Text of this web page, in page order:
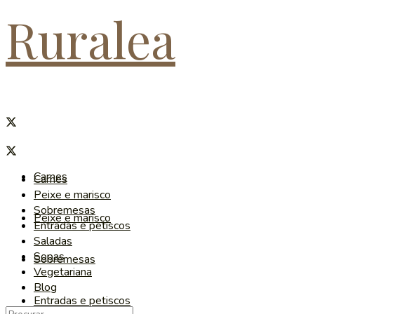
Ruralea
Carnes
Peixe e marisco
Sobremesas
Entradas e petiscos
Carnes
Peixe e marisco
Sobremesas
Entradas e petiscos
Saladas
Sopas
Vegetariana
Blog